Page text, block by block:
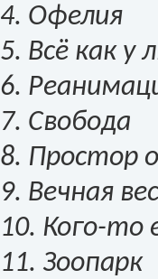
4. Офелия
5. Всё как у
6.
7. Свобода
8. Простор
9. Вечная
10. Кого-то
11. Зоопарк